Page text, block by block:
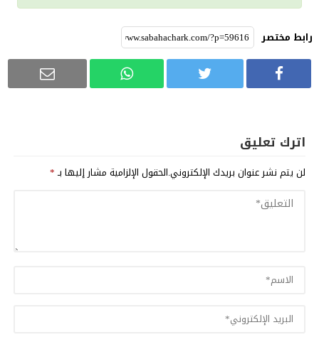
رابط مختصر
اترك تعليق
لن يتم نشر عنوان بريدك الإلكتروني.الحقول الإلزامية مشار إليها بـ*